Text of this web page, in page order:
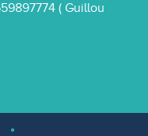
( Guillou